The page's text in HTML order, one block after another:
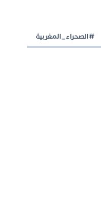
#الصحراء_المغربية